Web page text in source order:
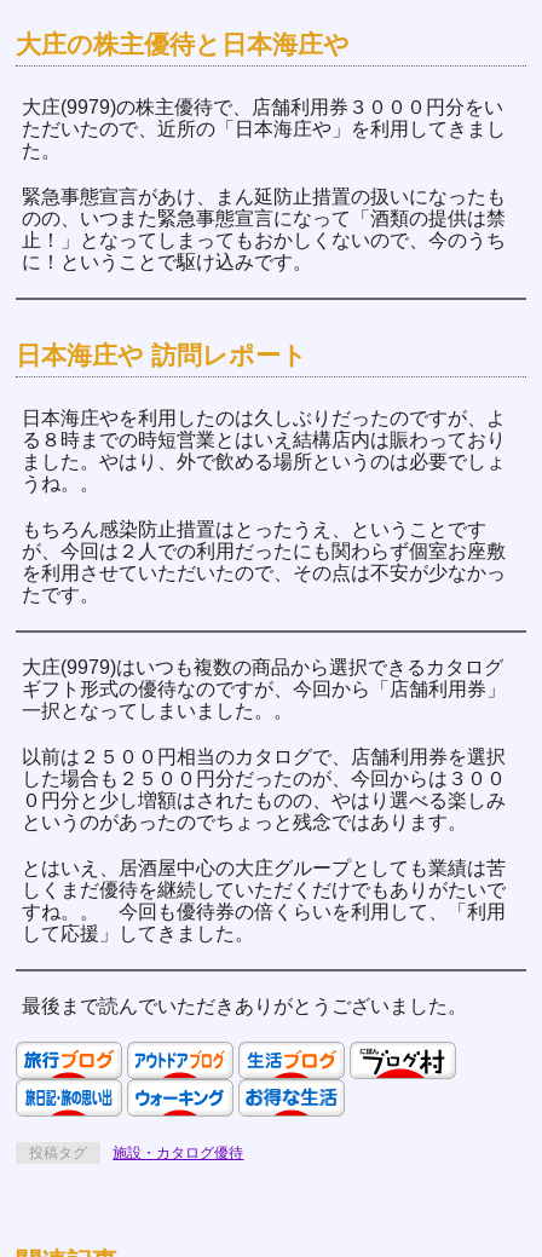
大庄の株主優待と日本海庄や
大庄(9979)の株主優待で、店舗利用券３０００円分をい
ただいたので、近所の「日本海庄や」を利用してきまし
た。
緊急事態宣言があけ、まん延防止措置の扱いになったも
のの、いつまた緊急事態宣言になって「酒類の提供は禁
止！」となってしまってもおかしくないので、今のうち
に！ということで駆け込みです。
日本海庄や 訪問レポート
日本海庄やを利用したのは久しぶりだったのですが、よ
る８時までの時短営業とはいえ結構店内は賑わっており
ました。やはり、外で飲める場所というのは必要でしょ
うね。。
もちろん感染防止措置はとったうえ、ということです
が、今回は２人での利用だったにも関わらず個室お座敷
を利用させていただいたので、その点は不安が少なかっ
たです。
大庄(9979)はいつも複数の商品から選択できるカタログ
ギフト形式の優待なのですが、今回から「店舗利用券」
一択となってしまいました。。
以前は２５００円相当のカタログで、店舗利用券を選択
した場合も２５００円分だったのが、今回からは３００
０円分と少し増額はされたものの、やはり選べる楽しみ
というのがあったのでちょっと残念ではあります。
とはいえ、居酒屋中心の大庄グループとしても業績は苦
しくまだ優待を継続していただくだけでもありがたいで
すね。。 今回も優待券の倍くらいを利用して、「利用
して応援」してきました。
最後まで読んでいただきありがとうございました。
投稿タグ 施設・カタログ優待